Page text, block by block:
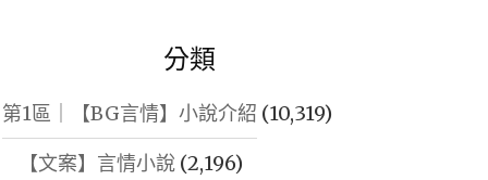
分類
第1區｜【BG言情】小說介紹 (10,319)
【文案】言情小說(2,196)